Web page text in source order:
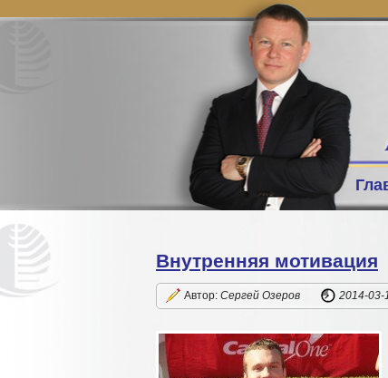
Внутренняя мотивация
Автор: Сергей Озеров 2014-03-